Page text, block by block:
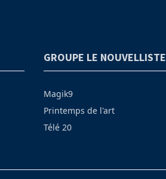
GROUPE LE NOUVELLISTE
Magik9
Printemps de l'art
Télé 20